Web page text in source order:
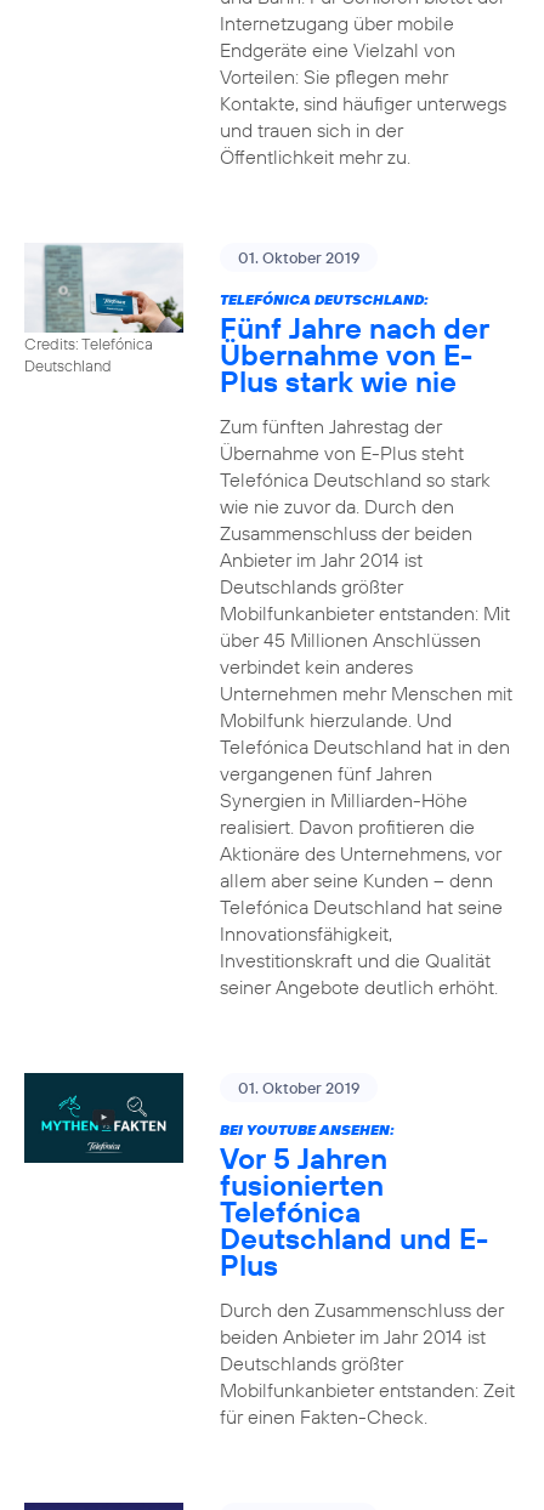
Internetzugang über mobile
Endgeräte eine Vielzahl von
Vorteilen: Sie pflegen mehr
Kontakte, sind häufiger unterwegs
und trauen sich in der
Öffentlichkeit mehr zu.
Credits: Telefónica
Deutschland
01. Oktober 2019
TELEFÓNICA DEUTSCHLAND:
Fünf Jahre nach der
Übernahme von E-
Plus stark wie nie
Zum fünften Jahrestag der
Übernahme von E-Plus steht
Telefónica Deutschland so stark
wie nie zuvor da. Durch den
Zusammenschluss der beiden
Anbieter im Jahr 2014 ist
Deutschlands größter
Mobilfunkanbieter entstanden: Mit
über 45 Millionen Anschlüssen
verbindet kein anderes
Unternehmen mehr Menschen mit
Mobilfunk hierzulande. Und
Telefónica Deutschland hat in den
vergangenen fünf Jahren
Synergien in Milliarden-Höhe
realisiert. Davon profitieren die
Aktionäre des Unternehmens, vor
allem aber seine Kunden – denn
Telefónica Deutschland hat seine
Innovationsfähigkeit,
Investitionskraft und die Qualität
seiner Angebote deutlich erhöht.
01. Oktober 2019
BEI YOUTUBE ANSEHEN:
Vor 5 Jahren
fusionierten
Telefónica
Deutschland und E-
Plus
Durch den Zusammenschluss der
beiden Anbieter im Jahr 2014 ist
Deutschlands größter
Mobilfunkanbieter entstanden: Zeit
für einen Fakten-Check.